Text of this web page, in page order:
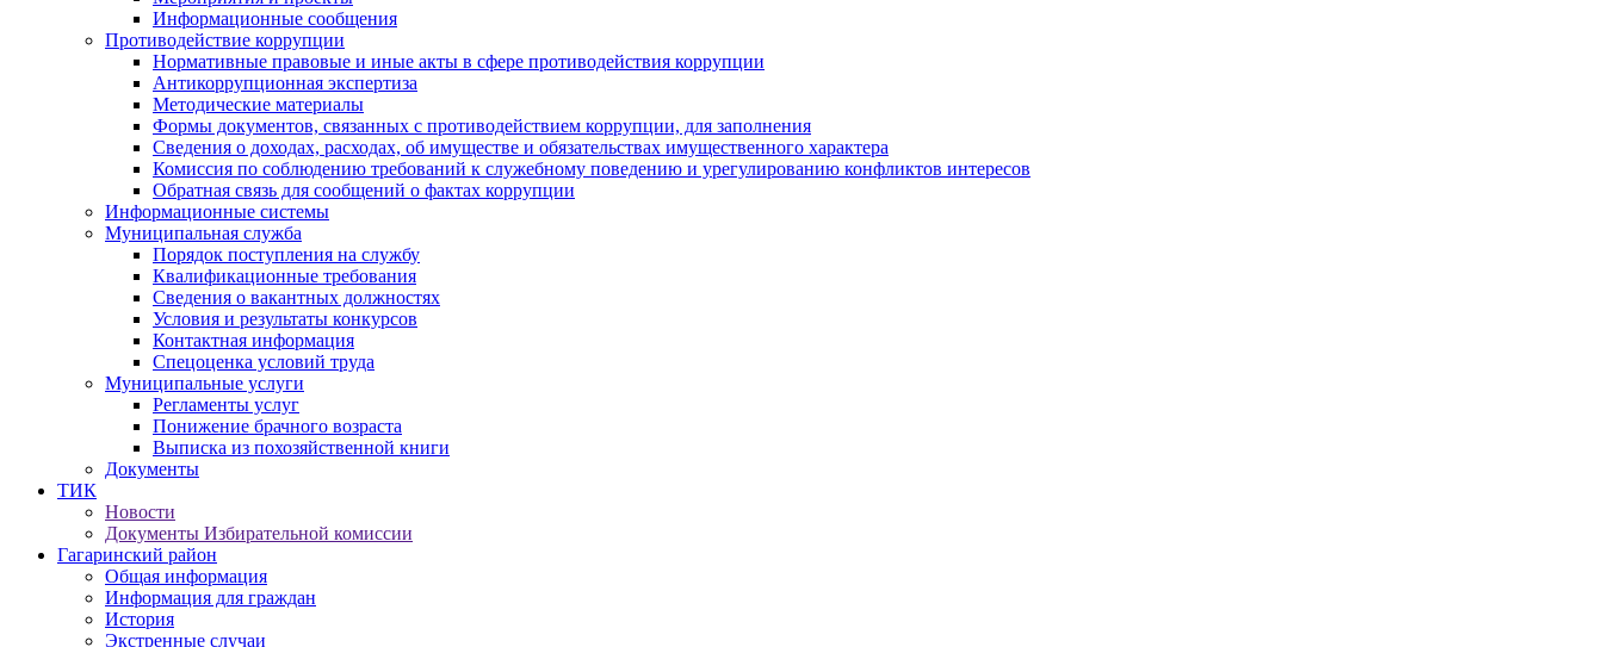
Информационные сообщения
Противодействие коррупции
Нормативные правовые и иные акты в сфере противодействия коррупции
Антикоррупционная экспертиза
Методические материалы
Формы документов, связанных с противодействием коррупции, для заполнения
Сведения о доходах, расходах, об имуществе и обязательствах имущественного характера
Комиссия по соблюдению требований к служебному поведению и урегулированию конфликтов интересов
Обратная связь для сообщений о фактах коррупции
Информационные системы
Муниципальная служба
Порядок поступления на службу
Квалификационные требования
Сведения о вакантных должностях
Условия и результаты конкурсов
Контактная информация
Спецоценка условий труда
Муниципальные услуги
Регламенты услуг
Понижение брачного возраста
Выписка из похозяйственной книги
Документы
ТИК
Новости
Документы Избирательной комиссии
Гагаринский район
Общая информация
Информация для граждан
История
Экстренные случаи